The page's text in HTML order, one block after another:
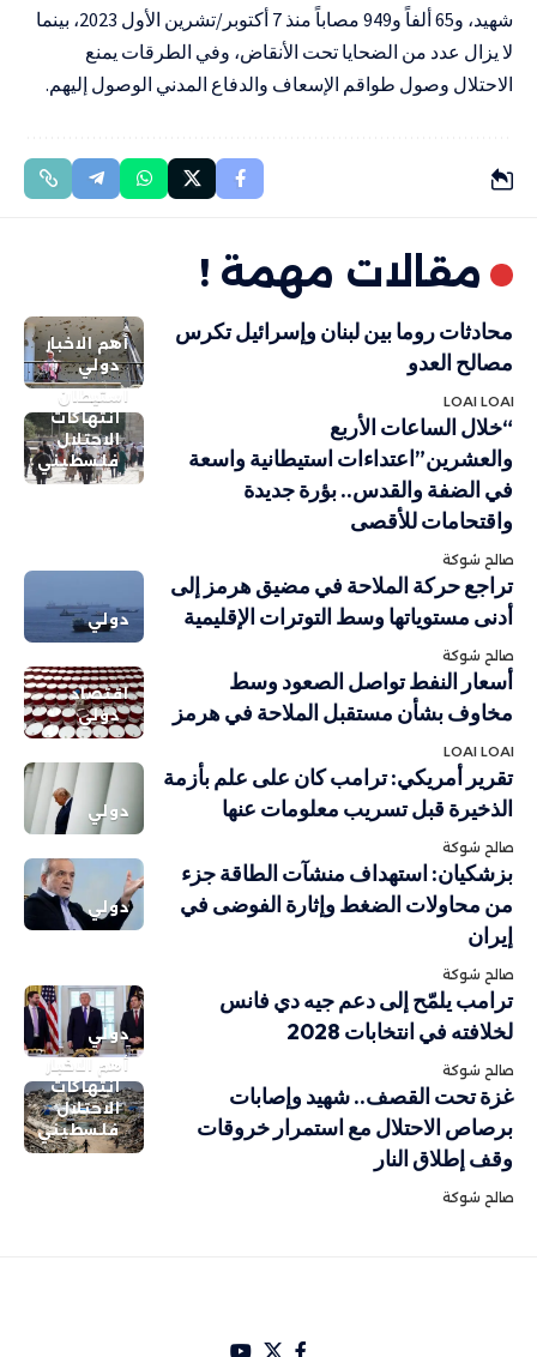
شهيد، و65 ألفاً و949 مصاباً منذ 7 أكتوبر/تشرين الأول 2023، بينما
لا يزال عدد من الضحايا تحت الأنقاض، وفي الطرقات يمنع
الاحتلال وصول طواقم الإسعاف والدفاع المدني الوصول إليهم.
مقالات مهمة !
أهم الاخبار
دولي
محادثات روما بين لبنان وإسرائيل تكرس
مصالح العدو
LOAI LOAI
استيطان
انتهاكات
الاحتلال
فلسطيني
“خلال الساعات الأربع
والعشرين”اعتداءات استيطانية واسعة
في الضفة والقدس.. بؤرة جديدة
واقتحامات للأقصى
صالح شوكة
دولي
تراجع حركة الملاحة في مضيق هرمز إلى
أدنى مستوياتها وسط التوترات الإقليمية
صالح شوكة
اقتصاد
دولي
أسعار النفط تواصل الصعود وسط
مخاوف بشأن مستقبل الملاحة في هرمز
LOAI LOAI
دولي
تقرير أمريكي: ترامب كان على علم بأزمة
الذخيرة قبل تسريب معلومات عنها
صالح شوكة
دولي
بزشكيان: استهداف منشآت الطاقة جزء
من محاولات الضغط وإثارة الفوضى في
إيران
صالح شوكة
دولي
ترامب يلمّح إلى دعم جيه دي فانس
لخلافته في انتخابات 2028
صالح شوكة
أهم الاخبار
انتهاكات
الاحتلال
فلسطيني
غزة تحت القصف.. شهيد وإصابات
برصاص الاحتلال مع استمرار خروقات
وقف إطلاق النار
صالح شوكة